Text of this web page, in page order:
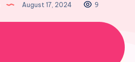
August 17, 2024 9